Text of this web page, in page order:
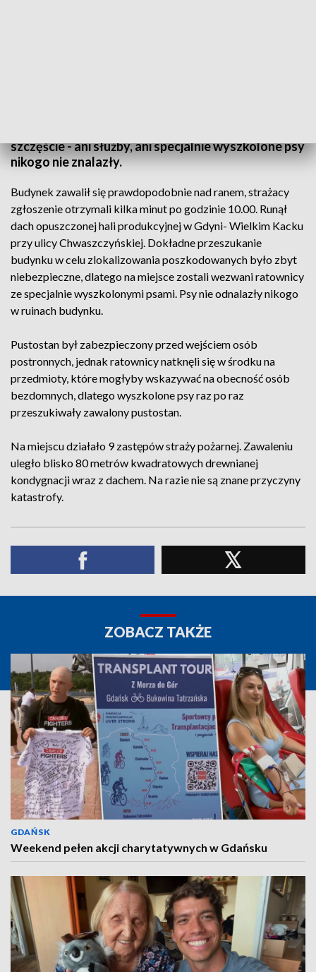
szczęście - ani służby, ani specjalnie wyszkolone psy
nikogo nie znalazły.
Budynek zawalił się prawdopodobnie nad ranem, strażacy
zgłoszenie otrzymali kilka minut po godzinie 10.00. Runął
dach opuszczonej hali produkcyjnej w Gdyni- Wielkim Kacku
przy ulicy Chwaszczyńskiej. Dokładne przeszukanie
budynku w celu zlokalizowania poszkodowanych było zbyt
niebezpieczne, dlatego na miejsce zostali wezwani ratownicy
ze specjalnie wyszkolonymi psami. Psy nie odnalazły nikogo
w ruinach budynku.
Pustostan był zabezpieczony przed wejściem osób
postronnych, jednak ratownicy natknęli się w środku na
przedmioty, które mogłyby wskazywać na obecność osób
bezdomnych, dlatego wyszkolone psy raz po raz
przeszukiwały zawalony pustostan.
Na miejscu działało 9 zastępów straży pożarnej. Zawaleniu
uległo blisko 80 metrów kwadratowych drewnianej
kondygnacji wraz z dachem. Na razie nie są znane przyczyny
katastrofy.
ZOBACZ TAKŻE
GDAŃSK
Weekend pełen akcji charytatywnych w Gdańsku